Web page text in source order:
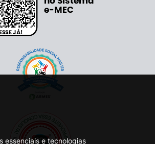
essenciais e tecnologias